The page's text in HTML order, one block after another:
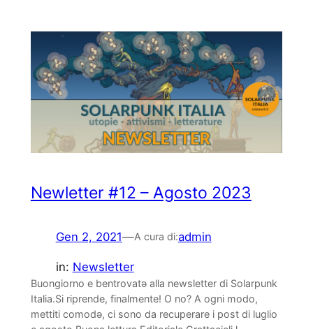
Newletter #12 – Agosto 2023
Gen 2, 2021—A cura di:admin
in: Newsletter
Buongiorno e bentrovatə alla newsletter di Solarpunk
Italia.Si riprende, finalmente! O no? A ogni modo,
mettiti comodə, ci sono da recuperare i post di luglio